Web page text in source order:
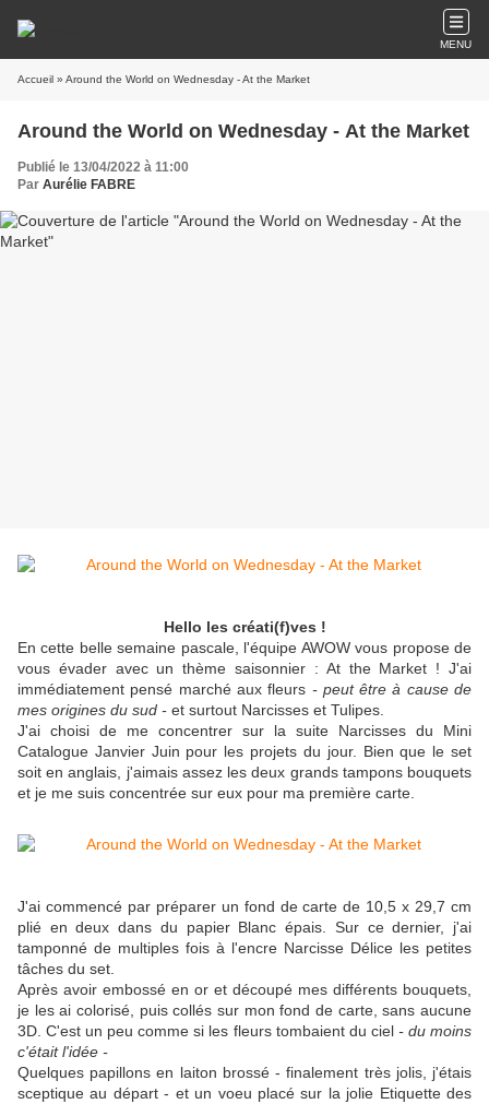
MENU
Accueil » Around the World on Wednesday - At the Market
Around the World on Wednesday - At the Market
Publié le 13/04/2022 à 11:00
Par Aurélie FABRE
Hello les créati(f)ves !
En cette belle semaine pascale, l'équipe AWOW vous propose de
vous évader avec un thème saisonnier : At the Market ! J'ai
immédiatement pensé marché aux fleurs - peut être à cause de
mes origines du sud - et surtout Narcisses et Tulipes.
J'ai choisi de me concentrer sur la suite Narcisses du Mini
Catalogue Janvier Juin pour les projets du jour. Bien que le set
soit en anglais, j'aimais assez les deux grands tampons bouquets
et je me suis concentrée sur eux pour ma première carte.
J'ai commencé par préparer un fond de carte de 10,5 x 29,7 cm
plié en deux dans du papier Blanc épais. Sur ce dernier, j'ai
tamponné de multiples fois à l'encre Narcisse Délice les petites
tâches du set.
Après avoir embossé en or et découpé mes différents bouquets,
je les ai colorisé, puis collés sur mon fond de carte, sans aucune
3D. C'est un peu comme si les fleurs tombaient du ciel - du moins
c'était l'idée -
Quelques papillons en laiton brossé - finalement très jolis, j'étais
sceptique au départ - et un voeu placé sur la jolie Etiquette des